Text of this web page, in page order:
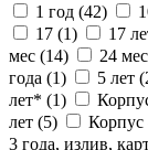
1 год (42)
17 (1) 17
мес (14) 24
года (1) 5 лет (
лет* (1)
лет (5)
Корпус
3 года, излив,